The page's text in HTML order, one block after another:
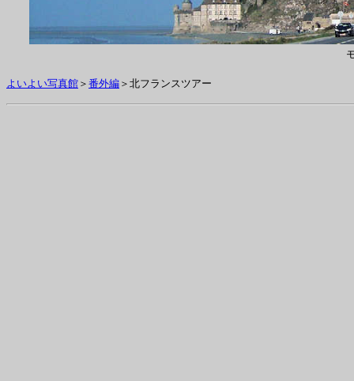
よいよい写真館 ＞ 番外編 ＞北フランスツアー